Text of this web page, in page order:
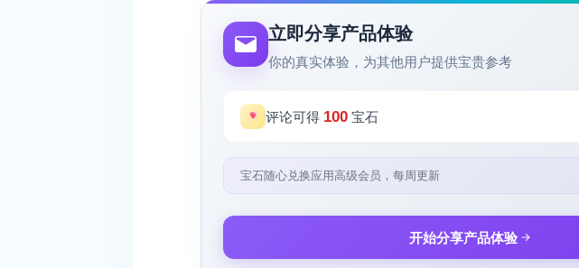
立即分享产品体验
你的真实体验，为其他用户提供宝贵参考
评论可得 100 宝石
宝石随心兑换应用高级会员，每周更新
开始分享产品体验